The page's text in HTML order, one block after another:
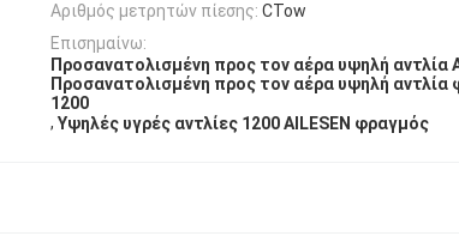
Αριθμός μετρητών πίεσης: CTow
Επισημαίνω:
Προσανατολισμένη προς τον αέρα υψηλή αντλία
Προσανατολισμένη προς τον αέρα υψηλή αντλία
1200
, Υψηλές υγρές αντλίες 1200 AILESEN φραγμός